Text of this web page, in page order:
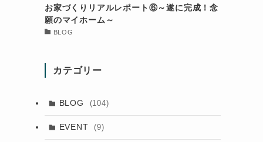
お家づくりリアルレポート⑥～遂に完成！念
願のマイホーム～
BLOG
カテゴリー
BLOG (104)
EVENT (9)